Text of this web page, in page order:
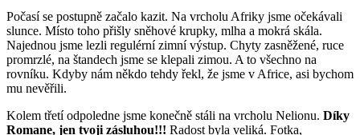
Počasí se postupně začalo kazit. Na vrcholu Afriky jsme očekávali
slunce. Místo toho přišly sněhové krupky, mlha a mokrá skála.
Najednou jsme lezli regulérní zimní výstup. Chyty zasněžené, ruce
promrzlé, na štandech jsme se klepali zimou. A to všechno na
rovníku. Kdyby nám někdo tehdy řekl, že jsme v Africe, asi bychom
mu nevěřili.
Kolem třetí odpoledne jsme konečně stáli na vrcholu Nelionu. Díky
Romane, jen tvoji zásluhou!!! Radost byla veliká. Fotka,